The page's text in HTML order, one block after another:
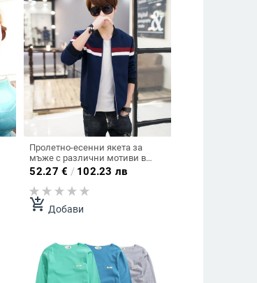
Пролетно-есенни якета за
мъже с различни мотиви в
няколко цвята.
52.27 € / 102.23 лв
add_shopping_cart Добави